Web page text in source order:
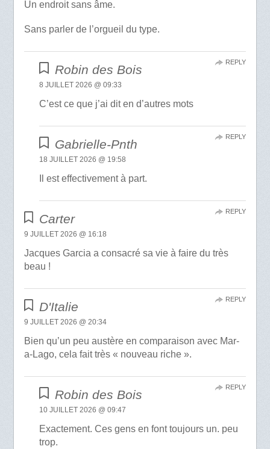
Un endroit sans âme.
Sans parler de l’orgueil du type.
Robin des Bois
8 JUILLET 2026 @ 09:33
C’est ce que j’ai dit en d’autres mots
REPLY
Gabrielle-Pnth
18 JUILLET 2026 @ 19:58
Il est effectivement à part.
REPLY
Carter
9 JUILLET 2026 @ 16:18
Jacques Garcia a consacré sa vie à faire du très
beau !
REPLY
D'Italie
9 JUILLET 2026 @ 20:34
Bien qu’un peu austère en comparaison avec Mar-
a-Lago, cela fait très « nouveau riche ».
REPLY
Robin des Bois
10 JUILLET 2026 @ 09:47
Exactement. Ces gens en font toujours un. peu
trop.
REPLY